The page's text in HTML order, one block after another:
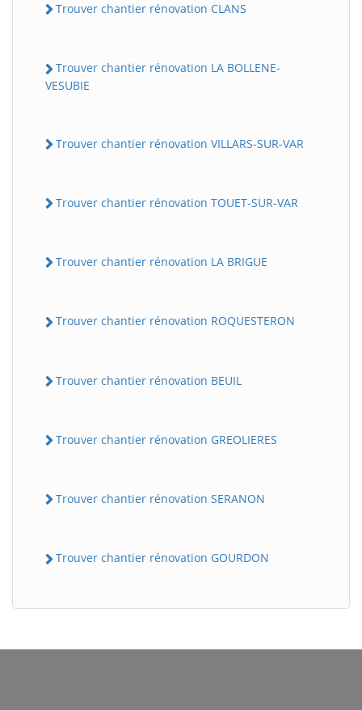
Trouver chantier rénovation CLANS
Trouver chantier rénovation LA BOLLENE-
VESUBIE
Trouver chantier rénovation VILLARS-SUR-VAR
Trouver chantier rénovation TOUET-SUR-VAR
Trouver chantier rénovation LA BRIGUE
Trouver chantier rénovation ROQUESTERON
Trouver chantier rénovation BEUIL
Trouver chantier rénovation GREOLIERES
Trouver chantier rénovation SERANON
Trouver chantier rénovation GOURDON
Assistant en ligne
B